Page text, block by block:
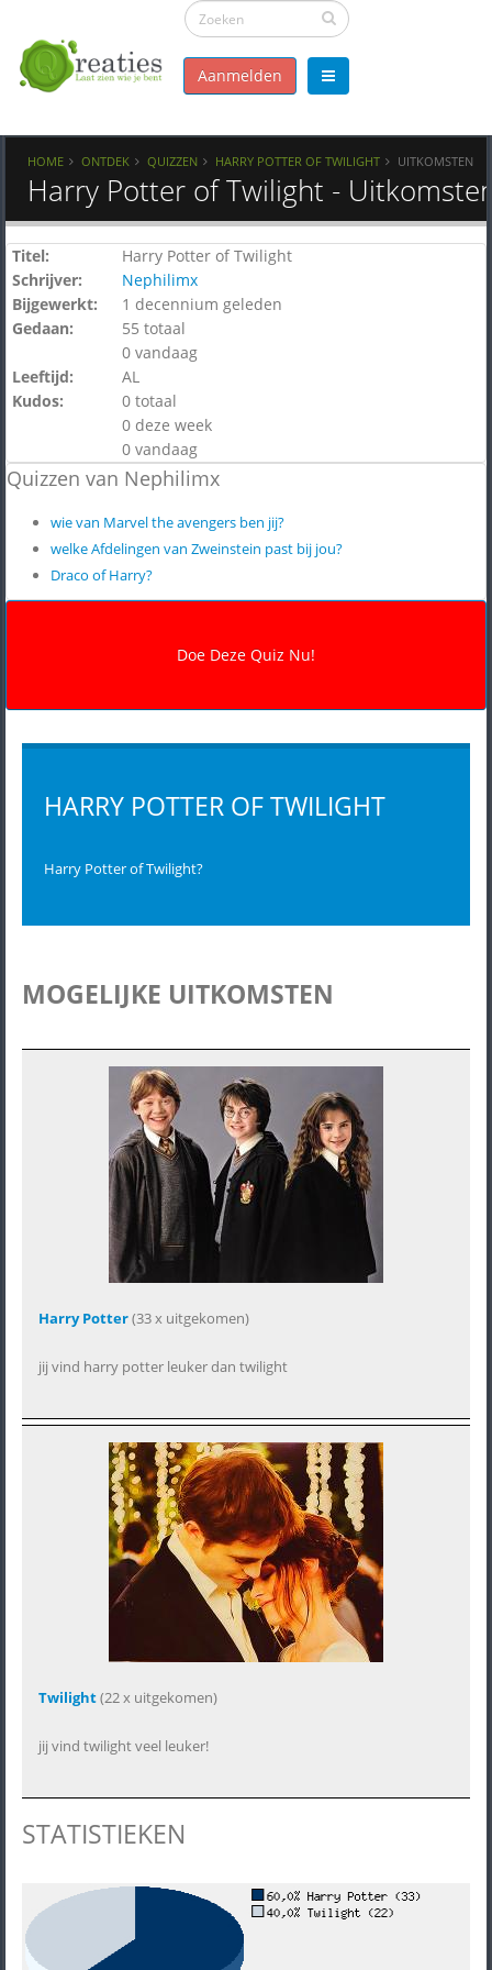
Aanmelden
HOME ONTDEK QUIZZEN HARRY POTTER OF TWILIGHT UITKOMSTEN
Harry Potter of Twilight -
Titel:
Harry Potter of Twilight
Schrijver:
Nephilimx
Bijgewerkt:
1 decennium geleden
Gedaan:
55 totaal
0 vandaag
Leeftijd:
AL
Kudos:
0 totaal
0 deze week
0 vandaag
Quizzen van Nephilimx
wie van Marvel the avengers ben jij?
welke Afdelingen van Zweinstein past bij jou?
Draco of Harry?
HARRY POTTER OF TWILIGHT
Harry Potter of Twilight?
MOGELIJKE UITKOMSTEN
Harry Potter(33 x uitgekomen)
jij vind harry potter leuker dan twilight
Twilight(22 x uitgekomen)
jij vind twilight veel leuker!
STATISTIEKEN